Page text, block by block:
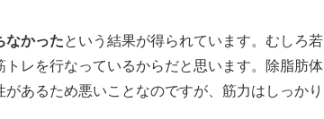
なかったという結果が得られています。むしろ若
レを行なっているからだと思います。除脂肪体
あるため悪いことなのですが、筋力はしっかり